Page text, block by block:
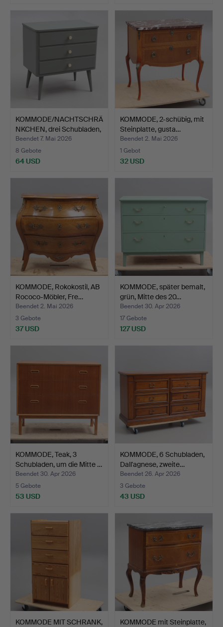
KOMMODE/NACHTSCHRÄ
NKCHEN, drei Schubladen,
…
Beendet 7. Mai 2026
8 Gebote
64 USD
KOMMODE, 2-schübig, mit
Steinplatte, gusta…
Beendet 2. Mai 2026
1 Gebot
32 USD
KOMMODE, Rokokostil, AB
Rococo-Möbler, Fre…
Beendet 2. Mai 2026
3 Gebote
37 USD
KOMMODE, später bemalt,
grün, Mitte des 20…
Beendet 30. Apr 2026
17 Gebote
127 USD
KOMMODE, Teak, 3
Schubladen, um die Mitte …
Beendet 30. Apr 2026
5 Gebote
53 USD
KOMMODE, 6 Schubladen,
Dall'agnese, zweite…
Beendet 26. Apr 2026
3 Gebote
43 USD
KOMMODE MIT SCHRANK,
KOMMODE mit Steinplatte,